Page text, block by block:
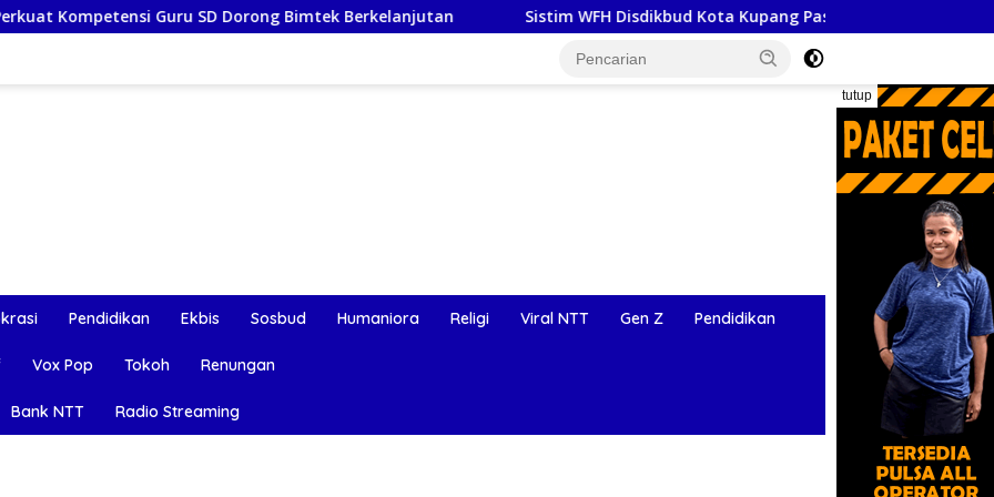
Guru SD Dorong Bimtek Berkelanjutan Sistim WFH Disdikbud Kota Kupang Pastikan Pelayanan Tetap Berjalan Absen
tutup
Pendidikan Ekbis Sosbud Humaniora Religi Viral NTT Gen Z Pendidikan
Vox Pop Tokoh Renungan
Bank NTT Radio Streaming